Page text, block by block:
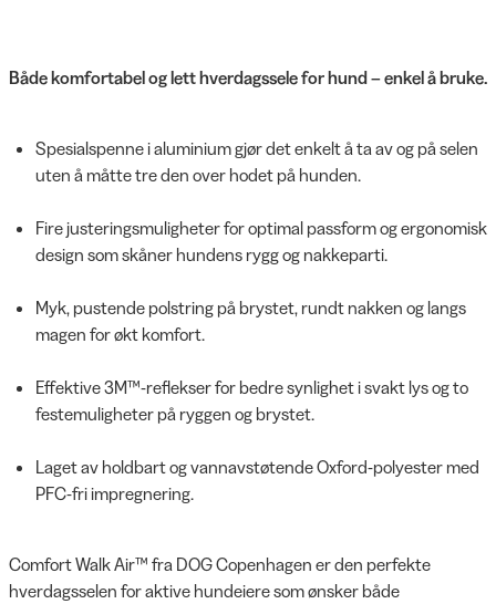
Både komfortabel og lett hverdagssele for hund – enkel å bruke.
Spesialspenne i aluminium gjør det enkelt å ta av og på selen
uten å måtte tre den over hodet på hunden.
Fire justeringsmuligheter for optimal passform og ergonomisk
design som skåner hundens rygg og nakkeparti.
Myk, pustende polstring på brystet, rundt nakken og langs
magen for økt komfort.
Effektive 3M™-reflekser for bedre synlighet i svakt lys og to
festemuligheter på ryggen og brystet.
Laget av holdbart og vannavstøtende Oxford-polyester med
PFC-fri impregnering.
Comfort Walk Air™ fra DOG Copenhagen er den perfekte
hverdagsselen for aktive hundeiere som ønsker både